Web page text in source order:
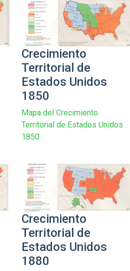
Crecimiento
Territorial de
Estados Unidos
1850
Mapa del Crecimiento
Territorial de Estados Unidos
1850
Crecimiento
Territorial de
Estados Unidos
1880